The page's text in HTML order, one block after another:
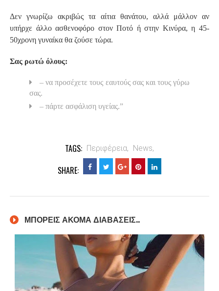
Δεν γνωρίζω ακριβώς τα αίτια θανάτου, αλλά μάλλον αν
υπήρχε άλλο ασθενοφόρο στον Ποτό ή στην Κινύρα, η 45-
50χρονη γυναίκα θα ζούσε τώρα.
Σας ρωτώ όλους:
– να προσέχετε τους εαυτούς σας και τους γύρω
σας.
– πάρτε ασφάλιση υγείας.”
TAGS: Περιφέρεια, News,
SHARE:
ΜΠΟΡΕΙΣ ΑΚΟΜΑ ΔΙΑΒΑΣΕΙΣ..